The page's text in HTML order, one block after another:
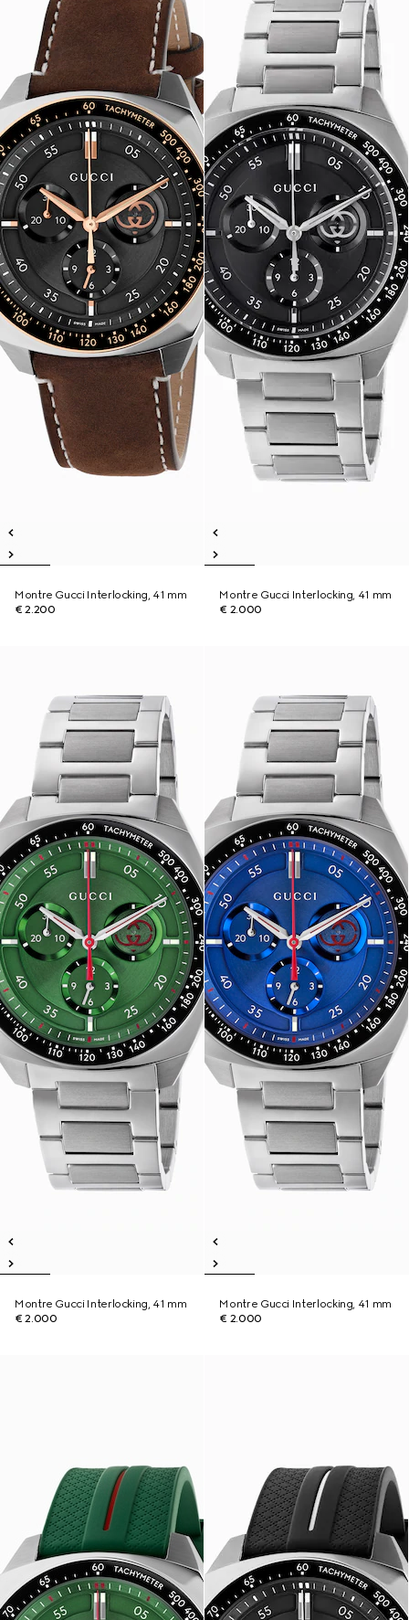
Montre Gucci Interlocking, 41 mm
€ 2.200
Montre Gucci Interlocking, 41 mm
€ 2.000
Montre Gucci Interlocking, 41 mm
€ 2.000
Montre Gucci Interlocking, 41 mm
€ 2.000